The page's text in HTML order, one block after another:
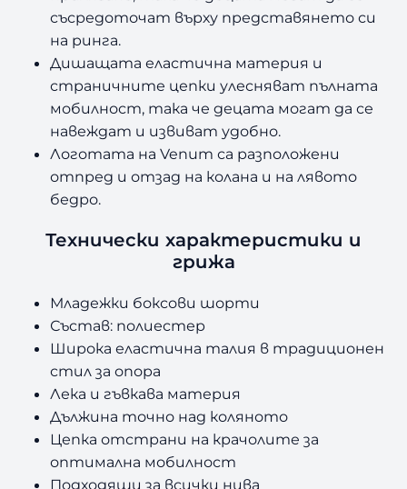
съсредоточат върху представянето си
на ринга.
Дишащата еластична материя и
страничните цепки улесняват пълната
мобилност, така че децата могат да се
навеждат и извиват удобно.
Логотата на Venum са разположени
отпред и отзад на колана и на лявото
бедро.
Технически характеристики и
грижа
Младежки боксови шорти
Състав: полиестер
Широка еластична талия в традиционен
стил за опора
Лека и гъвкава материя
Дължина точно над коляното
Цепка отстрани на крачолите за
оптимална мобилност
Подходящи за всички нива